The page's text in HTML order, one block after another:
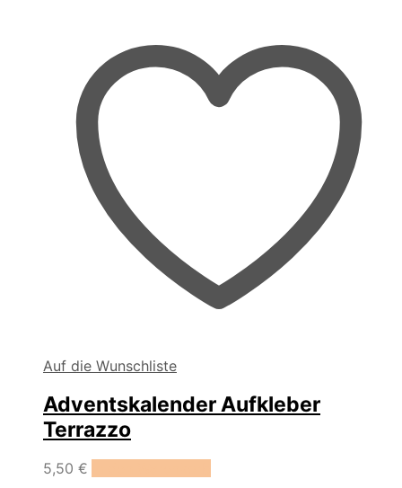
Auf die Wunschliste
Adventskalender Aufkleber
Terrazzo
5,50 €